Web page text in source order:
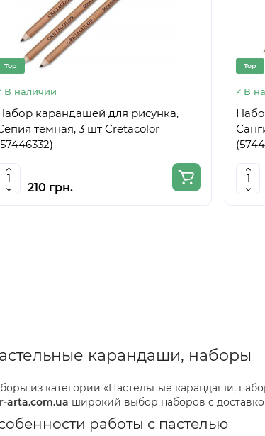
Top
В наличии
карандашей для рисунка,
темная, 3 шт Cretacolor
210 грн.
Top
В
карандаши, наборы
из категории «Пастельные карандаши,
arta.com.ua широкий выбор наборов с
работы с пастелью